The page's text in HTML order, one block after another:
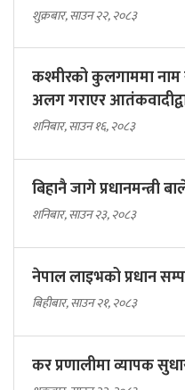
शुक्रबार, साउन २२, २०८३
कश्मीरको कुलगाममा नाम
अलग गराएर
शनिबार, साउन १६, २०८३
बिहानै जागे प्रधानमन्त्री
शनिबार, साउन २३, २०८३
नेपाल लाइभको प्रधान
बिहीबार, साउन २१, २०८३
कर प्रणालीमा व्यापक